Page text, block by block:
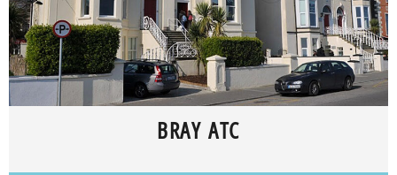
BRAY ATC